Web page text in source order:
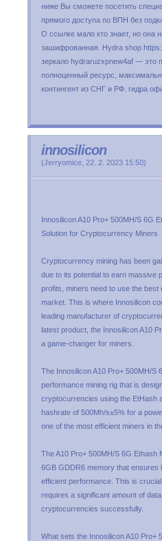
ниже Вы сможете посетить
прямого доступа по ВПН без
О ссылке мало кто знает, но она
зашифрованная. Hydra shop
зеркало hydraruzxpnew4af — это
полноценный ресурс,
контингент из СНГ и РФ. гидра
innosilicon
(Jerryomice 22. 2. 2023 15:50)
Innosilicon A10 Pro+ 500MH/S 6G
Solution for Cryptocurrency Miners
Cryptocurrency mining has been
due to its potential to earn massive
profits, miners need to use the best
market. This is where Innosilicon
leading manufacturer of
latest product, the Innosilicon A10
a game-changer for miners.
The Innosilicon A10 Pro+ 500MH/S
performance mining rig that is
cryptocurrencies using the EtHash
hashrate of 500Mh/s±5% for a
one of the most efficient miners in
The A10 Pro+ 500MH/S 6G Ethash
6GB GDDR6 memory that ensures
efficient performance. This is
requires a significant amount of
cryptocurrencies successfully.
What sets the Innosilicon A10 Pro+